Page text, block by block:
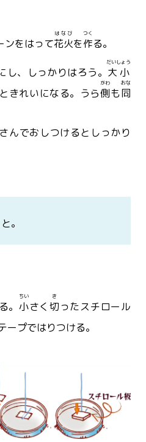
ンをはって花火
はなび
を作
つく
る。
し、しっかりはろう。 大小
だいしょう
きれいになる。うら側
がわ
も同
おな
んでおしつけるとしっかり
。
。 小
ちい
さく 切
き
ったスチロール
ープではりつける。